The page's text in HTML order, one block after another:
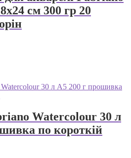
см 300 гр 20
Watercolour 30 л
по короткій